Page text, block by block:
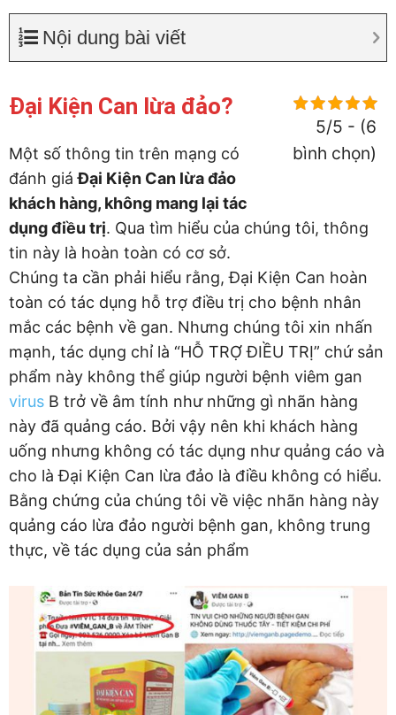
Nội dung bài viết
5/5 - (6
bình chọn)
Đại Kiện Can lừa đảo?
Một số thông tin trên mạng có
đánh giáĐại Kiện Can lừa đảo
khách hàng, không mang lại tác
dụng điều trị. Qua tìm hiểu của chúng tôi, thông
tin này là hoàn toàn có cơ sở.
Chúng ta cần phải hiểu rằng, Đại Kiện Can hoàn
toàn có tác dụng hỗ trợ điều trị cho bệnh nhân
mắc các bệnh về gan. Nhưng chúng tôi xin nhấn
mạnh, tác dụng chỉ là “HỖ TRỢ ĐIỀU TRỊ” chứ sản
phẩm này không thể giúp người bệnh viêm gan
virus B trở về âm tính như những gì nhãn hàng
này đã quảng cáo. Bởi vậy nên khi khách hàng
uống nhưng không có tác dụng như quảng cáo và
cho là Đại Kiện Can lừa đảo là điều không có hiểu.
Bằng chứng của chúng tôi về việc nhãn hàng này
quảng cáo lừa đảo người bệnh gan, không trung
thực, về tác dụng của sản phẩm